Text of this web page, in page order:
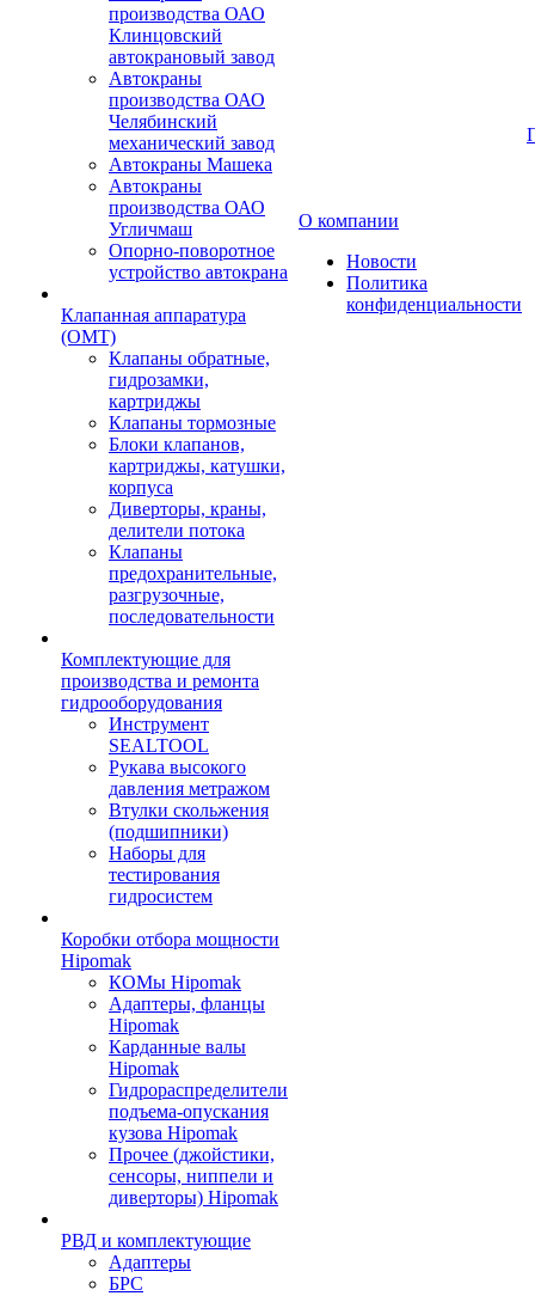
производства ОАО
Клинцовский
автокрановый завод
Автокраны
производства ОАО
Челябинский
механический завод
Автокраны Машека
Автокраны
производства ОАО
Угличмаш
Опорно-поворотное
устройство автокрана
Клапанная аппаратура
(OMT)
Клапаны обратные,
гидрозамки,
картриджы
Клапаны тормозные
Блоки клапанов,
картриджы, катушки,
корпуса
Диверторы, краны,
делители потока
Клапаны
предохранительные,
разгрузочные,
последовательности
Комплектующие для
производства и ремонта
гидрооборудования
Инструмент
SEALTOOL
Рукава высокого
давления метражом
Втулки скольжения
(подшипники)
Наборы для
тестирования
гидросистем
Коробки отбора мощности
Hipomak
КОМы Hipomak
Адаптеры, фланцы
Hipomak
Карданные валы
Hipomak
Гидрораспределители
подъема-опускания
кузова Hipomak
Прочее (джойстики,
сенсоры, ниппели и
диверторы) Hipomak
РВД и комплектующие
Адаптеры
БРС
О компании
Новости
Политика
конфиденциальности